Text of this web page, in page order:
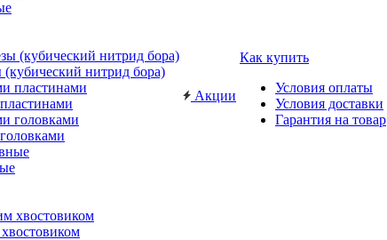
нитрид бора)
Акции
Как купить
Условия оплаты
Условия доставки
Гарантия на товар